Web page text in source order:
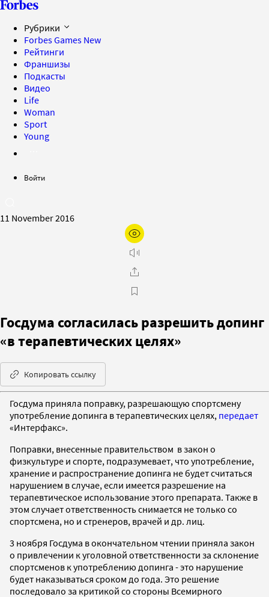
Рубрики
Forbes Games New
Рейтинги
Франшизы
Подкасты
Видео
Life
Woman
Sport
Young
Войти
11 November 2016
Госдума согласилась разрешить допинг
«в терапевтических целях»
Копировать ссылку
Госдума приняла поправку, разрешающую спортсмену
употребление допинга в терапевтических целях, передает
«Интерфакс».
Поправки, внесенные правительством в закон о
физкультуре и спорте, подразумевает, что употребление,
хранение и распространение допинга не будет считаться
нарушением в случае, если имеется разрешение на
терапевтическое использование этого препарата. Также в
этом случает ответственность снимается не только со
спортсмена, но и стренеров, врачей и др. лиц.
3 ноября Госдума в окончательном чтении приняла закон
о привлечении к уголовной ответственности за склонение
спортсменов к употреблению допинга - это нарушение
будет наказываться сроком до года. Это решение
последовало за критикой со стороны Всемирного